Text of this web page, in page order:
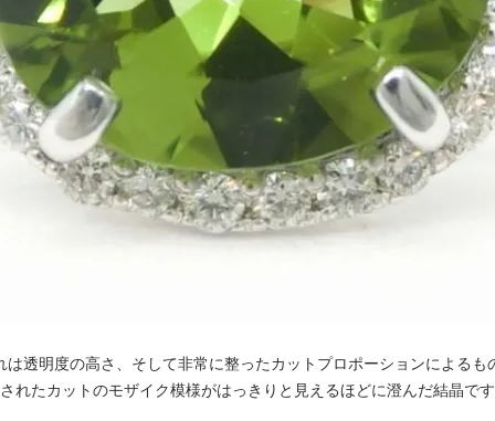
は透明度の高さ、そして非常に整ったカットプロポーションによるも
れたカットのモザイク模様がはっきりと見えるほどに澄んだ結晶で